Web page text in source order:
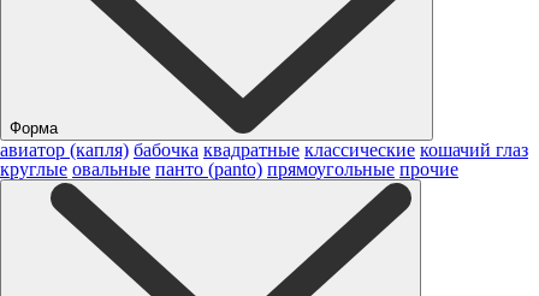
Форма
авиатор (капля) бабочка квадратные классические кошачий глаз
круглые овальные панто (panto) прямоугольные прочие